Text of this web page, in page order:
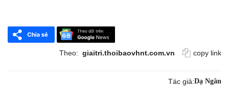
Theo: giaitri.thoibaovhnt.com.vn copy link
Tác giả:Dạ Ngân